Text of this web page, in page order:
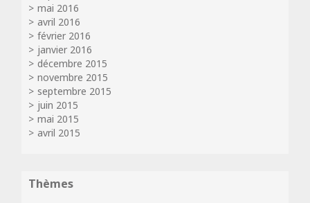
mai 2016
avril 2016
février 2016
janvier 2016
décembre 2015
novembre 2015
septembre 2015
juin 2015
mai 2015
avril 2015
Thèmes